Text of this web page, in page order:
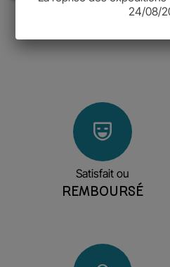
Satisfait ou
REMBOURSÉ
24/08/